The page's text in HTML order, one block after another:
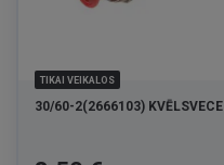
TIKAI VEIKALOS
30/60-2(2666103) KVĒLSVECE